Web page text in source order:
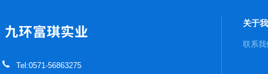
Tel:0571-56863275
关于
联系我